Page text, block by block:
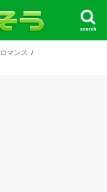
search
マンス